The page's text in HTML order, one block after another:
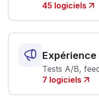
45 logiciels
Tests A/B,
7 logiciels